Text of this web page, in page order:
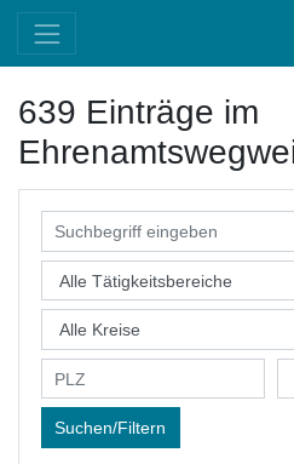
639 Einträge im